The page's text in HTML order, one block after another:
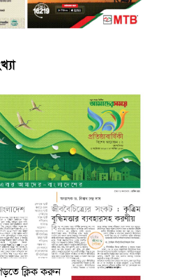
ক্লিক করুন